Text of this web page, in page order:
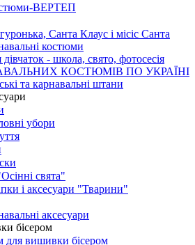
ВЕРТЕП
Санта Клаус і місіс Санта
костюми
- школа, свято, фотосесія
КОСТЮМІВ ПО УКРАЇНІ
та карнавальні штани
убори
свята"
і аксесуари "Тварини"
аксесуари
бісером
для вишивки бісером